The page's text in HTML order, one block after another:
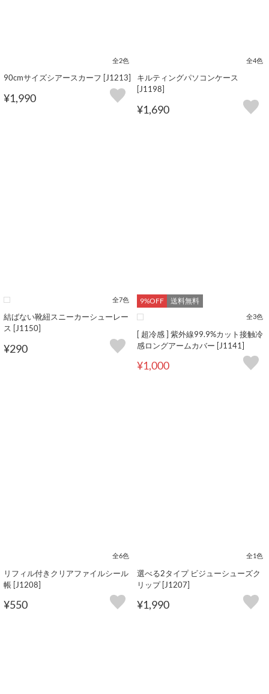
全2色
90cmサイズシアースカーフ [J1213]
¥1,990
全4色
キルティングパソコンケース
[J1198]
¥1,690
全7色
結ばない靴紐スニーカーシューレー
ス [J1150]
¥290
9%OFF 送料無料
全3色
[ 超冷感 ] 紫外線99.9%カット接触冷
感ロングアームカバー [J1141]
¥1,000
全6色
リフィル付きクリアファイルシール
帳 [J1208]
¥550
全1色
選べる2タイプ ビジューシューズク
リップ [J1207]
¥1,990